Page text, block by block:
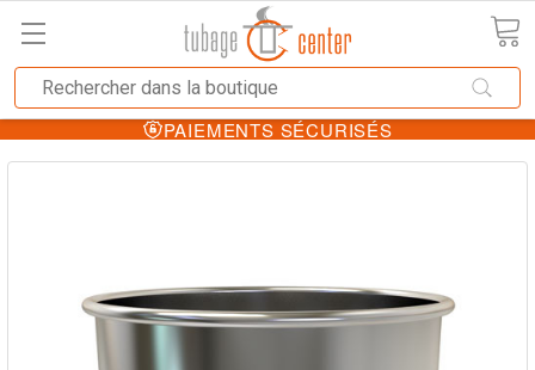
PAIEMENTS SÉCURISÉS